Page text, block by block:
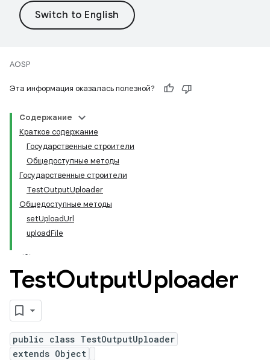
AOSP
Эта информация оказалась полезной?
Содержание
Краткое содержание
Государственные строители
Общедоступные методы
Государственные строители
TestOutputUploader
Общедоступные методы
setUploadUrl
uploadFile
TestOutputUploader
public class TestOutputUploader
extends Object